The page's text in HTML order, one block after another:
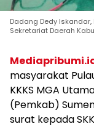
Dadang Dedy Iskandar,
Sekretariat Daerah
masyarakat
KKKS MGA
(Pemkab)
surat kepada